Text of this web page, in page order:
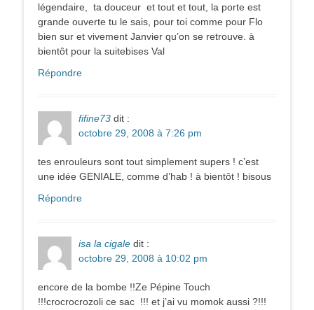
légendaire, ta douceur et tout et tout, la porte est
grande ouverte tu le sais, pour toi comme pour Flo
bien sur et vivement Janvier qu’on se retrouve. à
bientôt pour la suitebises Val
Répondre
fifine73 dit :
octobre 29, 2008 à 7:26 pm
tes enrouleurs sont tout simplement supers ! c’est
une idée GENIALE, comme d’hab ! à bientôt ! bisous
Répondre
isa la cigale dit :
octobre 29, 2008 à 10:02 pm
encore de la bombe !!Ze Pépine Touch
!!!crocrocrozoli ce sac !!! et j’ai vu momok aussi ?!!!